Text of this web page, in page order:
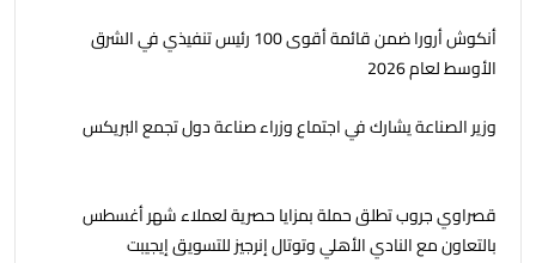
أنكوش أرورا ضمن قائمة أقوى 100 رئيس تنفيذي في الشرق
الأوسط لعام 2026
وزير الصناعة يشارك في اجتماع وزراء صناعة دول تجمع البريكس
قصراوي جروب تطلق حملة بمزايا حصرية لعملاء شهر أغسطس
بالتعاون مع النادي الأهلي وتوتال إنرجيز للتسويق إيجيبت